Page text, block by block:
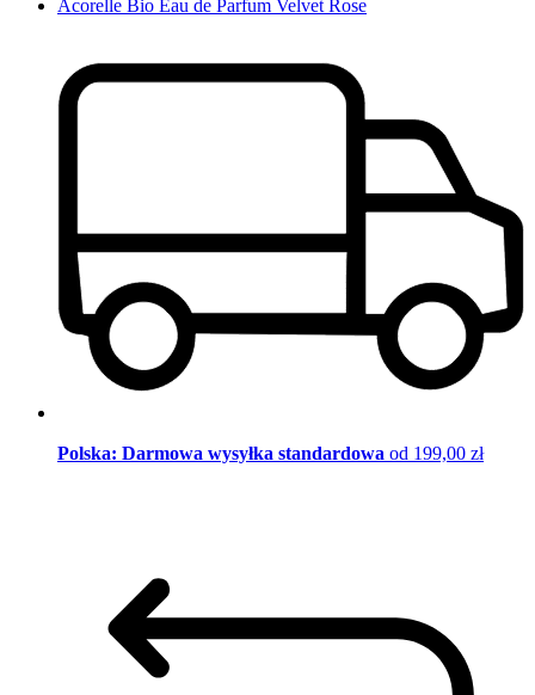
Acorelle Bio Eau de Parfum Velvet Rose
Polska: Darmowa wysyłka standardowa od 199,00 zł